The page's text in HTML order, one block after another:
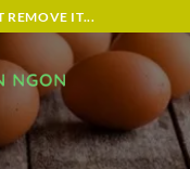
REMOVE IT...